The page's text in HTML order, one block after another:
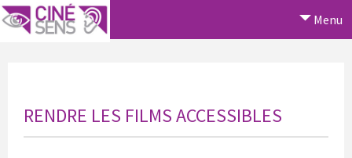
Menu
RENDRE LES FILMS ACCESSIBLES